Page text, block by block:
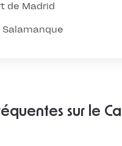
de Madrid
Salamanque
sur le